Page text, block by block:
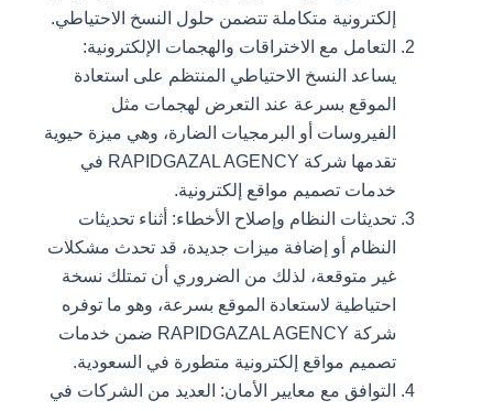
إلكترونية متكاملة تتضمن حلول النسخ الاحتياطي.
التعامل مع الاختراقات والهجمات الإلكترونية:
يساعد النسخ الاحتياطي المنتظم على استعادة
الموقع بسرعة عند التعرض لهجمات مثل
الفيروسات أو البرمجيات الضارة، وهي ميزة حيوية
تقدمها شركة RAPIDGAZAL AGENCY في
خدمات تصميم مواقع إلكترونية.
تحديثات النظام وإصلاح الأخطاء: أثناء تحديثات
النظام أو إضافة ميزات جديدة، قد تحدث مشكلات
غير متوقعة، لذلك من الضروري أن تمتلك نسخة
احتياطية لاستعادة الموقع بسرعة، وهو ما توفره
شركة RAPIDGAZAL AGENCY ضمن خدمات
تصميم مواقع إلكترونية متطورة في السعودية.
التوافق مع معايير الأمان: العديد من الشركات في